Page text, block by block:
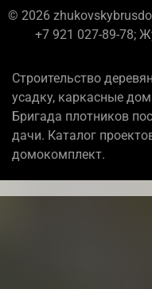
© 2026
+7 921 027-89-78;
Строительство
усадку, каркасные
Бригада плотников
дачи. Каталог
домокомплект.